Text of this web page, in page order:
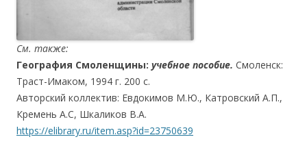
См. также:
География Смоленщины: учебное пособие. Смоленск:
Траст-Имаком, 1994 г. 200 с.
Авторский коллектив: Евдокимов М.Ю., Катровский А.П.,
Кремень А.С, Шкаликов В.А.
https://elibrary.ru/item.asp?id=23750639